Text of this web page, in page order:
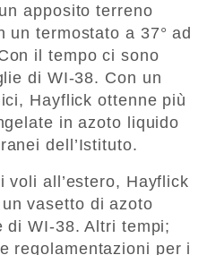
apposito terreno
un termostato a 37° ad
il tempo ci sono
di WI-38. Con un
Hayflick ottenne più
in azoto liquido
dell’Istituto.
voli all’estero, Hayflick
vasetto di azoto
di WI-38. Altri tempi;
regolamentazioni per i